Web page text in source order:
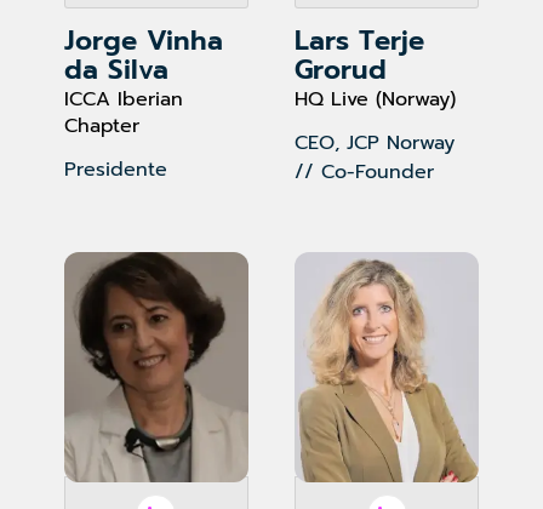
Jorge Vinha
da Silva
ICCA Iberian
Chapter
Presidente
Lars Terje
Grorud
HQ Live (Norway)
CEO, JCP Norway
// Co-Founder